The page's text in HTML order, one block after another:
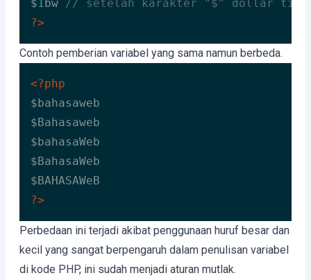
$1bw // setelah karakter "$" dollar tidak
?>
Code language: HTML, XML (xml)
Contoh pemberian variabel yang sama namun berbeda.
<?php
$bahasaweb
$Bahasaweb
$bahasaWeb
$BahasaWeb
?>
Code language: HTML, XML (xml)
Perbedaan ini terjadi akibat penggunaan huruf besar dan
kecil yang sangat berpengaruh dalam penulisan variabel
di kode PHP, ini sudah menjadi aturan mutlak.